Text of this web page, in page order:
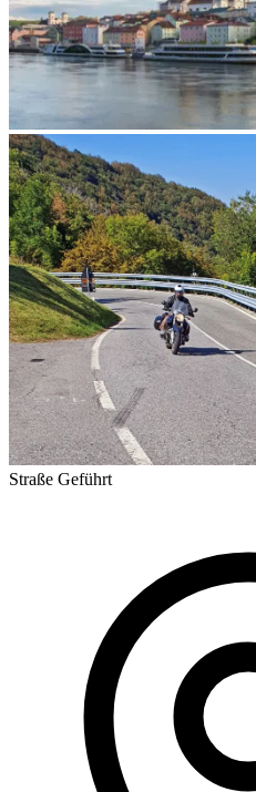
Straße Geführt